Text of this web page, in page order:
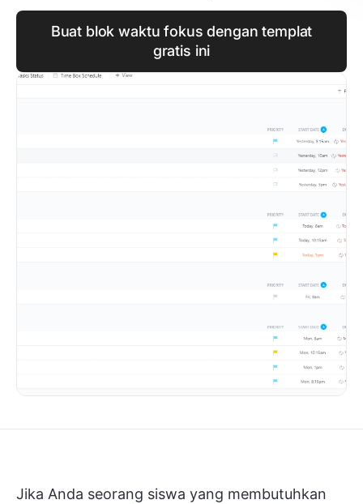
Buat blok waktu fokus dengan templat
gratis ini
Jika Anda seorang siswa yang membutuhkan